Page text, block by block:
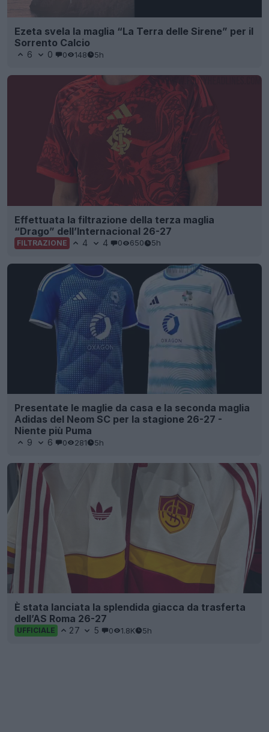
Ezeta svela la maglia “La Terra delle Sirene” per il
Sorrento Calcio
6 0 0 148 5h
Effettuata la filtrazione della terza maglia
“Drago” dell’Internacional 26-27
FILTRAZIONE 4 4 0 650 5h
Presentate le maglie da casa e la seconda maglia
Adidas del Neom SC per la stagione 26-27 -
Niente più Puma
9 6 0 281 5h
È stata lanciata la splendida giacca da trasferta
dell’AS Roma 26-27
UFFICIALE 27 5 0 1.8K 5h